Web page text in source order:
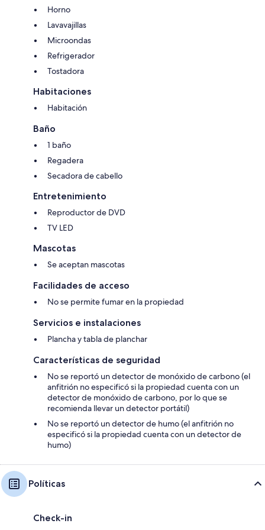
Horno
Lavavajillas
Microondas
Refrigerador
Tostadora
Habitaciones
Habitación
Baño
1 baño
Regadera
Secadora de cabello
Entretenimiento
Reproductor de DVD
TV LED
Mascotas
Se aceptan mascotas
Facilidades de acceso
No se permite fumar en la propiedad
Servicios e instalaciones
Plancha y tabla de planchar
Características de seguridad
No se reportó un detector de monóxido de carbono (el
anfitrión no especificó si la propiedad cuenta con un
detector de monóxido de carbono, por lo que se
recomienda llevar un detector portátil)
No se reportó un detector de humo (el anfitrión no
especificó si la propiedad cuenta con un detector de
humo)
Políticas
Check-in